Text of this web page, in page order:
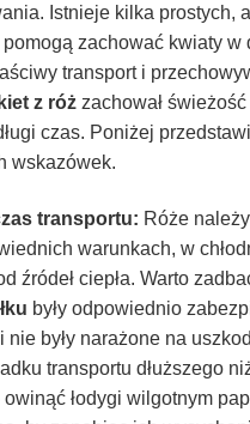
Istnieje kilka prostych,
zachować kwiaty w
transport i
z róż zachował
czas. Poniżej
wskazówek.
transportu: Róże
warunkach, w
źródeł ciepła. Warto
były odpowiednio
nie były narażone na
transportu dłuższego
owinąć łodygi wilgotnym